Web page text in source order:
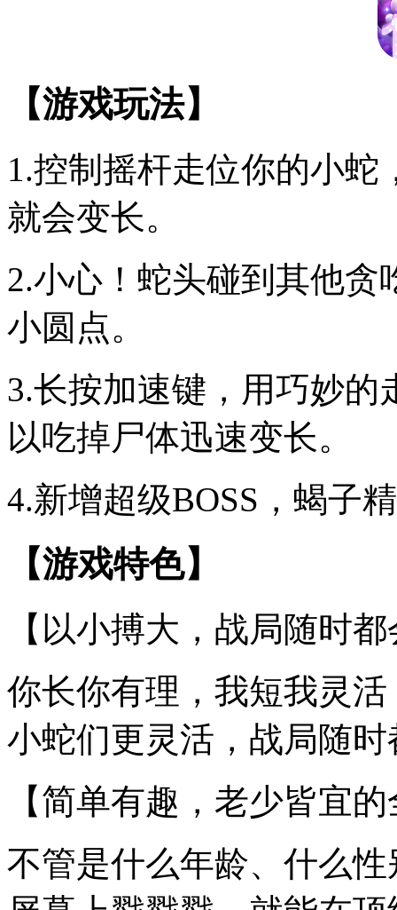
【游戏玩法】
1.控制摇杆走位你的小
就会变长。
2.小心！蛇头碰到其他
小圆点。
3.长按加速键，用巧妙
以吃掉尸体迅速变长。
4.新增超级BOSS，蝎子
【游戏特色】
【以小搏大，战局随时
你长你有理，我短我灵
小蛇们更灵活，战局随
【简单有趣，老少皆宜
不管是什么年龄、什么